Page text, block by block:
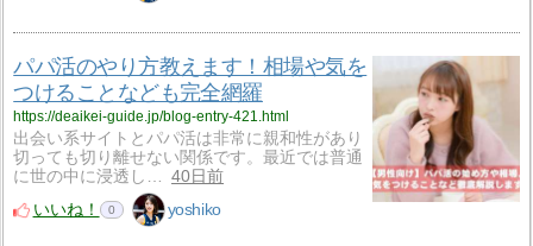
パパ活のやり方教えます！相場や気を
つけることなども完全網羅
https://deaikei-guide.jp/blog-entry-421.html
出会い系サイトとパパ活は非常に親和性があり
切っても切り離せない関係です。最近では普通
に世の中に浸透し…
40日前
いいね！
0 yoshiko